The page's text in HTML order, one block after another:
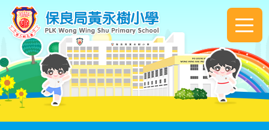
移至主內容
Main